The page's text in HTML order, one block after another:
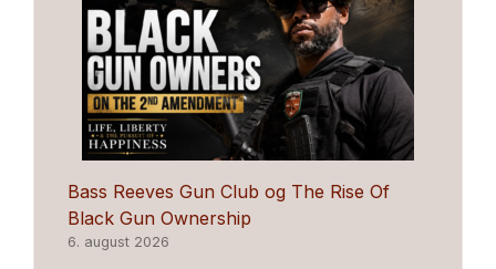
Bass Reeves Gun Club og The Rise Of
Black Gun Ownership
6. august 2026